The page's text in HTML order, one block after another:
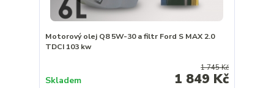
Motorový olej Q8 5W-30 a filtr Ford S MAX 2.0
TDCI 103 kw
1 745 Kč
1 849 Kč
Skladem